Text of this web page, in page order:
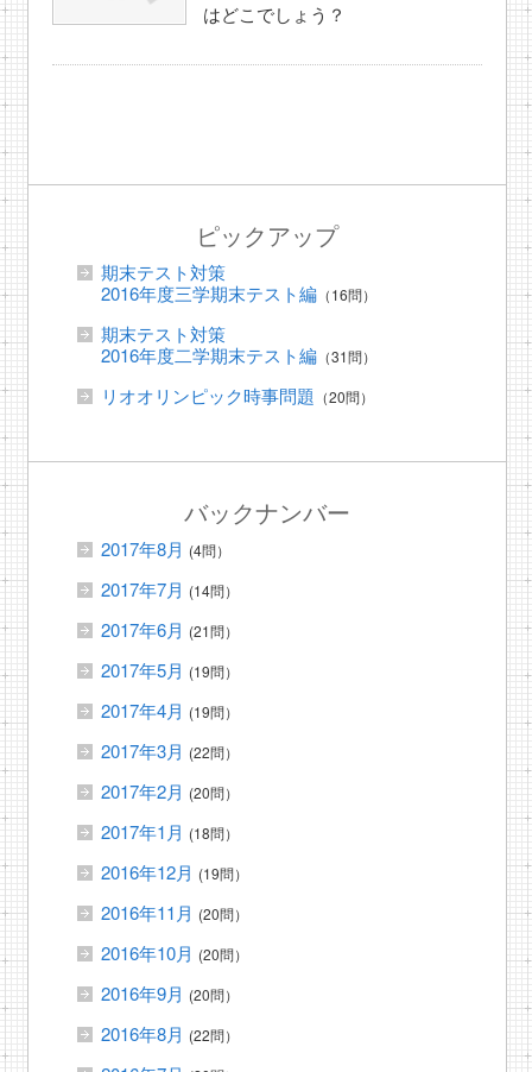
はどこでしょう？
ピックアップ
期末テスト対策
2016年度三学期末テスト編（16問）
期末テスト対策
2016年度二学期末テスト編（31問）
リオオリンピック時事問題 （20問）
バックナンバー
2017年8月 (4問）
2017年7月 (14問）
2017年6月 (21問）
2017年5月 (19問）
2017年4月 (19問）
2017年3月 (22問）
2017年2月 (20問）
2017年1月 (18問）
2016年12月 (19問）
2016年11月 (20問）
2016年10月 (20問）
2016年9月 (20問）
2016年8月 (22問）